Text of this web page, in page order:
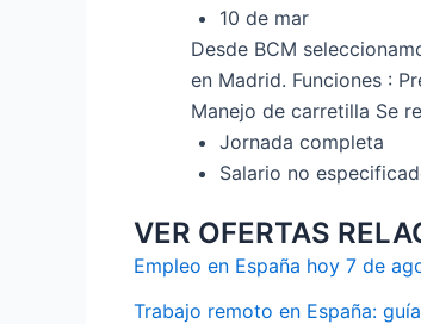
10 de mar
Desde BCM
en Madrid. Funciones :
Manejo de carretilla Se
Jornada completa
Salario no
VER OFERTAS
Empleo en España hoy 7 de
Trabajo remoto en España: